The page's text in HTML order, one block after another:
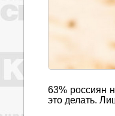
63% россиян
это делать.